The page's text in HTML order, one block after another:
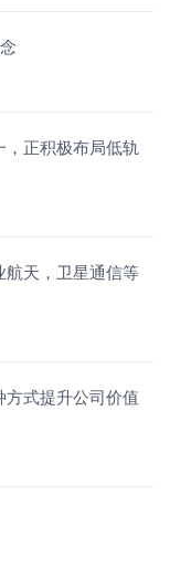
，正积极布局低轨
航天，卫星通信等
式提升公司价值